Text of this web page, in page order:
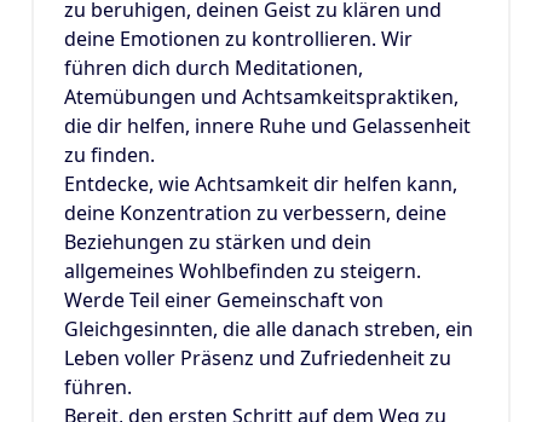
zu beruhigen, deinen Geist zu klären und
deine Emotionen zu kontrollieren. Wir
führen dich durch Meditationen,
Atemübungen und Achtsamkeitspraktiken,
die dir helfen, innere Ruhe und Gelassenheit
zu finden.
Entdecke, wie Achtsamkeit dir helfen kann,
deine Konzentration zu verbessern, deine
Beziehungen zu stärken und dein
allgemeines Wohlbefinden zu steigern.
Werde Teil einer Gemeinschaft von
Gleichgesinnten, die alle danach streben, ein
Leben voller Präsenz und Zufriedenheit zu
führen.
Bereit, den ersten Schritt auf dem Weg zu